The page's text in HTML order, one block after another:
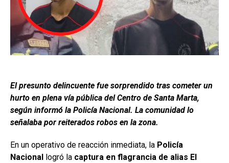
El presunto delincuente fue sorprendido tras cometer un
hurto en plena vía pública del Centro de Santa Marta,
según informó la Policía Nacional. La comunidad lo
señalaba por reiterados robos en la zona.
En un operativo de reacción inmediata, la Policía
Nacional
logró la captura en flagrancia de alias El